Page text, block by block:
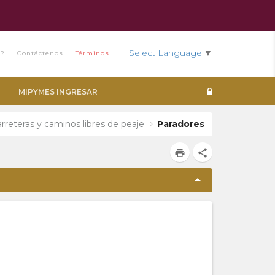
Contáctenos Términos Select Language ▼
MIPYMES INGRESAR
y caminos libres de peaje Paradores
print share
arrow_drop_up